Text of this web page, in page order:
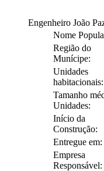
Engenheiro João
Nome
Região do
Munícipe:
Unidades
habitacionais:
Tamanho
Unidades:
Início da
Construção:
Entregue em:
Empresa
Responsável: